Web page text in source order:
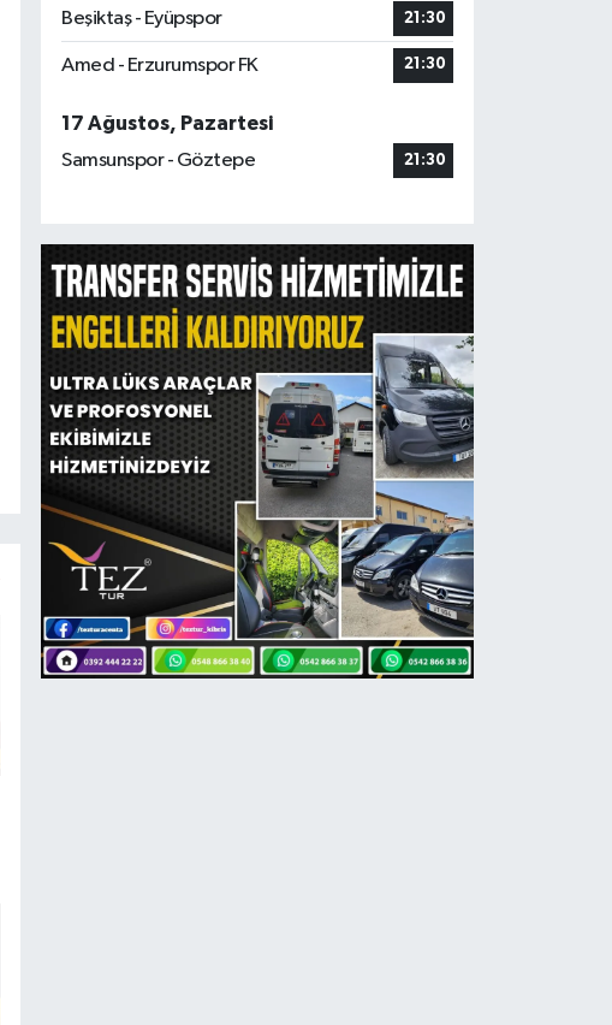
Beşiktaş - Eyüpspor 21:30
Amed - Erzurumspor FK 21:30
17 Ağustos, Pazartesi
Samsunspor - Göztepe
21:30